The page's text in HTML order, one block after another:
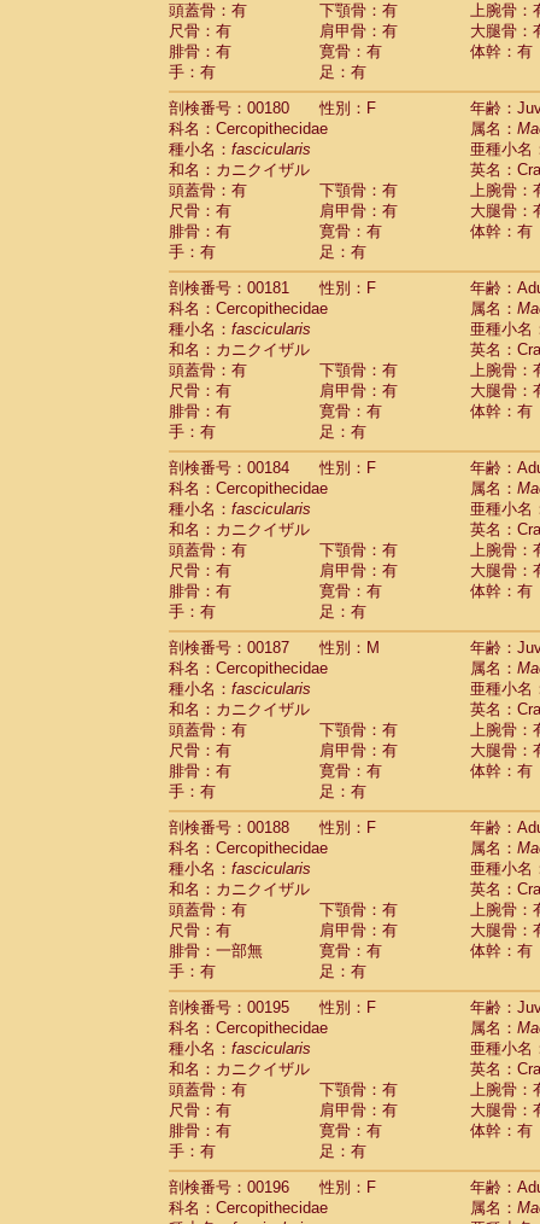
頭蓋骨：有
下顎骨：有
上腕骨：
尺骨：有
肩甲骨：有
大腿骨：
腓骨：有
寛骨：有
体幹：有
手：有
足：有
剖検番号：00180
性別：F
年齢：
科名：Cercopithecidae
属名：
種小名： fascicularis
亜種小名
和名：カニクイザル
英名：
頭蓋骨：有
下顎骨：有
上腕骨：
尺骨：有
肩甲骨：有
大腿骨：
腓骨：有
寛骨：有
体幹：有
手：有
足：有
剖検番号：00181
性別：F
年齢：
科名：Cercopithecidae
属名：
種小名： fascicularis
亜種小名
和名：カニクイザル
英名：
頭蓋骨：有
下顎骨：有
上腕骨：
尺骨：有
肩甲骨：有
大腿骨：
腓骨：有
寛骨：有
体幹：有
手：有
足：有
剖検番号：00184
性別：F
年齢：
科名：Cercopithecidae
属名：
種小名： fascicularis
亜種小名
和名：カニクイザル
英名：
頭蓋骨：有
下顎骨：有
上腕骨：
尺骨：有
肩甲骨：有
大腿骨：
腓骨：有
寛骨：有
体幹：有
手：有
足：有
剖検番号：00187
性別：M
年齢：
科名：Cercopithecidae
属名：
種小名： fascicularis
亜種小名
和名：カニクイザル
英名：
頭蓋骨：有
下顎骨：有
上腕骨：
尺骨：有
肩甲骨：有
大腿骨：
腓骨：有
寛骨：有
体幹：有
手：有
足：有
剖検番号：00188
性別：F
年齢：
科名：Cercopithecidae
属名：
種小名： fascicularis
亜種小名
和名：カニクイザル
英名：
頭蓋骨：有
下顎骨：有
上腕骨：
尺骨：有
肩甲骨：有
大腿骨：
腓骨：一部無
寛骨：有
体幹：有
手：有
足：有
剖検番号：00195
性別：F
年齢：
科名：Cercopithecidae
属名：
種小名： fascicularis
亜種小名
和名：カニクイザル
英名：
頭蓋骨：有
下顎骨：有
上腕骨：
尺骨：有
肩甲骨：有
大腿骨：
腓骨：有
寛骨：有
体幹：有
手：有
足：有
剖検番号：00196
性別：F
年齢：
科名：Cercopithecidae
属名：